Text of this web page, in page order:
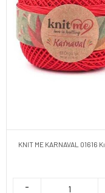
KNIT ME KARNAVAL 01616